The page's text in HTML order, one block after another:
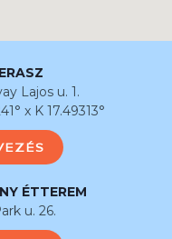
Lajos u. 1.
x K 17.49313°
ÉTTEREM
u. 26.